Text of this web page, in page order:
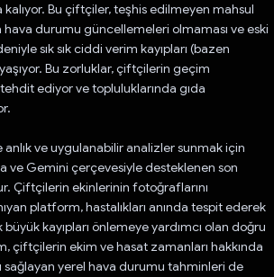
kalıyor. Bu çiftçiler, teşhis edilmeyen mahsul
hava durumu güncellemeleri olmaması ve eski
sık sık ciddi verim kayıpları (bazen
Bu zorluklar, çiftçilerin geçim
ediyor ve topluluklarında gıda
ve uygulanabilir analizler sunmak için
ve Gemini çerçevesiyle desteklenen son
Çiftçilerin ekinlerinin fotoğraflarını
platform, hastalıkları anında tespit ederek
kayıpları önlemeye yardımcı olan doğru
çiftçilerin ekim ve hasat zamanları hakkında
sağlayan yerel hava durumu tahminleri de